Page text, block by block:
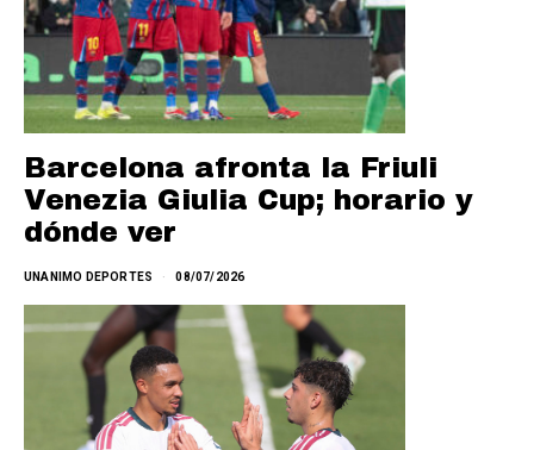
Barcelona afronta la Friuli
Venezia Giulia Cup; horario y
dónde ver
UNANIMO DEPORTES 08/07/2026